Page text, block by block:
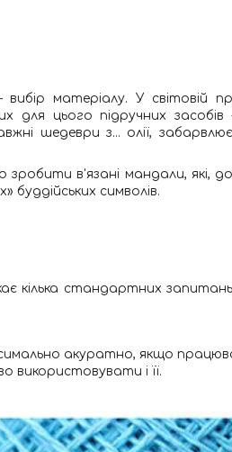
матеріалу. У світовій
цього підручних засобів –
шедеври з... олії,
зробити в'язані мандали, які, до
буддійських символів.
кілька стандартних
акуратно, якщо
використовувати і її.